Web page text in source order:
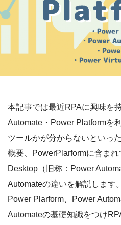
本記事では最近RPAに興味を
Automate・Power Platformを
ツールかが分からないといっ
概要、PowerPlarformに含ま
Desktop（旧称：Power
Automateの違いを解説します。
Power Plarform、Power
Automateの基礎知識をつけ